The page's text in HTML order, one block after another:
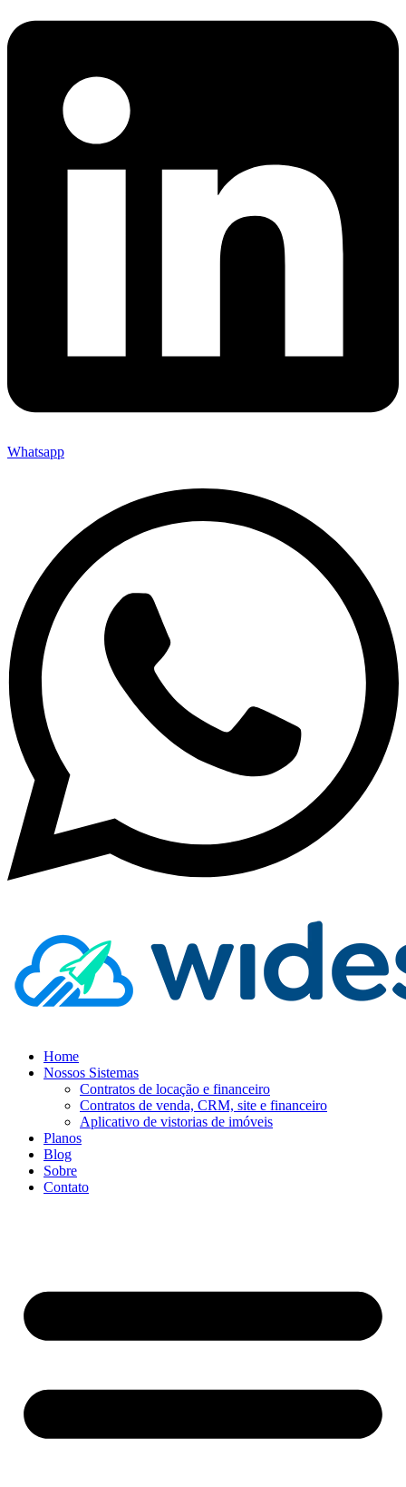
Whatsapp
Home
Nossos Sistemas
Contratos de locação e financeiro
Contratos de venda, CRM, site e financeiro
Aplicativo de vistorias de imóveis
Planos
Blog
Sobre
Contato